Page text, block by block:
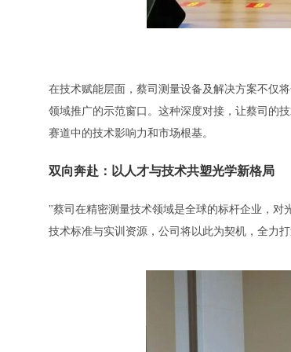
在技术赋能层面，蔡司测量设备及解决方案不仅
领域推广的示范窗口。这种深度对接，让蔡司的
赛道中的技术影响力和市场根基。
双向奔赴：以人才与技术共塑光学新格局
"蔡司在精密测量技术领域是全球的标杆企业，
技术标准与实训资源，公司将以此为契机，全力